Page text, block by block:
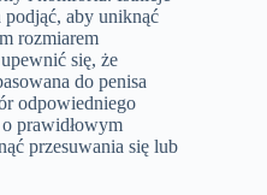
aby uniknąć
rozmiarem
się, że
do penisa
odpowiedniego
prawidłowym
przesuwania się lub